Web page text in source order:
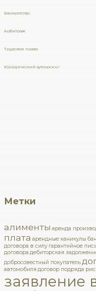
Банкротство
Арбитраж
Трудовое право
Юридический аутсорсинг
Метки
алименты аренда
плата арендные каникулы
договора в силу гарантийное
договора дебиторская
добросовестный покупатель
автомобиля договор подряда
заявление